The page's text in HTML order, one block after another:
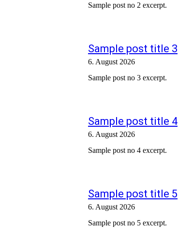
Sample post no 2 excerpt.
Sample post title 3
6. August 2026
Sample post no 3 excerpt.
Sample post title 4
6. August 2026
Sample post no 4 excerpt.
Sample post title 5
6. August 2026
Sample post no 5 excerpt.